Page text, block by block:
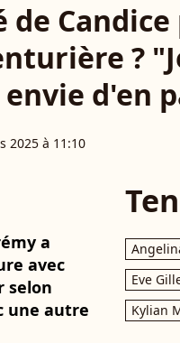
de
?
d'en
2025 à 11:10
a
avec
selon
une autre
Eve
Kylian